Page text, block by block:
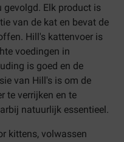
gevolgd. Elk product is
van de kat en bevat de
Hill's kattenvoer is
voedingen in
is goed en de
van Hill's is om de
te verrijken en te
natuurlijk essentieel.
kittens, volwassen